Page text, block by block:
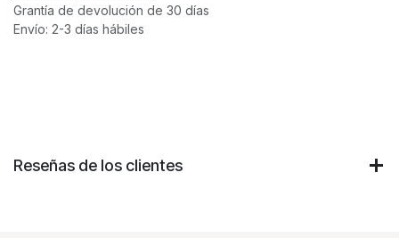
Grantía de devolución de 30 días
Envío: 2-3 días hábiles
Reseñas de los clientes